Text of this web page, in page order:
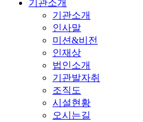
기관소개
기관소개
인사말
미션&비전
인재상
법인소개
기관발자취
조직도
시설현황
오시는길